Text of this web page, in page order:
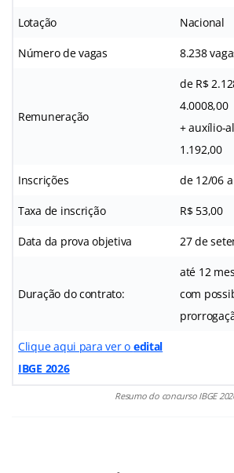
Lotação Nacional
Número de vagas 8.238
Remuneração
de R$
4.0008,00
+ auxílio-
1.192,00
Inscrições de 12/06
Taxa de inscrição R$ 53,00
Data da prova objetiva 27 de
Duração do contrato:
até 12
com
Clique aqui para ver o edital
IBGE 2026
Resumo do concurso IBGE